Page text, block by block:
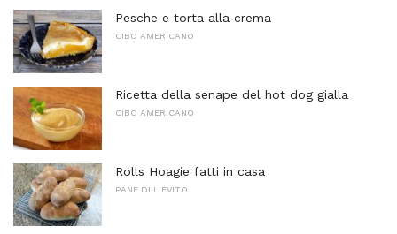
Pesche e torta alla crema
CIBO AMERICANO
Ricetta della senape del hot dog gialla
CIBO AMERICANO
Rolls Hoagie fatti in casa
PANE DI LIEVITO